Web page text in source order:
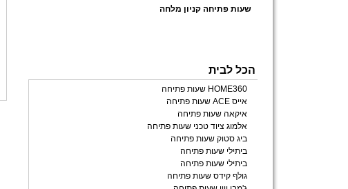
שעות פתיחה קניון מלחה
הכל לבית
HOME360 שעות פתיחה
אייס ACE שעות פתיחה
איקאה שעות פתיחה
אלמוג ציוד טכני שעות פתיחה
ביג סטוק שעות פתיחה
ביתילי שעות פתיחה
ביתילי שעות פתיחה
גולף קידס שעות פתיחה